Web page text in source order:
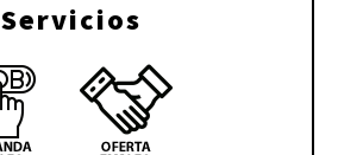
Servicios